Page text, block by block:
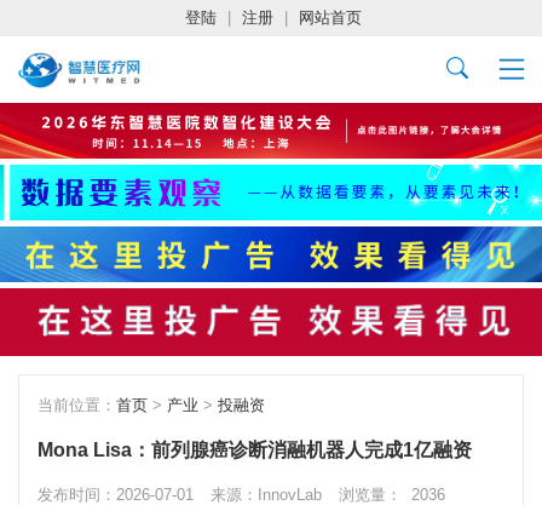
登陆 注册 网站首页
当前位置： 首页 > 产业 > 投融资
Mona Lisa：前列腺癌诊断消融机器人完成1亿融资
发布时间：2026-07-01 来源：InnovLab 浏览量：
2036